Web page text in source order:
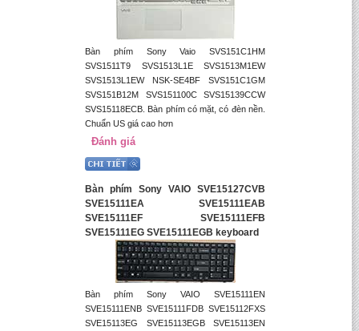
Bàn phím Sony Vaio SVS151C1HM
SVS1511T9 SVS1513L1E SVS1513M1EW
SVS1513L1EW NSK-SE4BF SVS151C1GM
SVS151B12M SVS151100C SVS15139CCW
SVS15118ECB. Bàn phím có mặt, có đèn nền.
Chuẩn US giá cao hơn
Đánh giá
Bàn phím Sony VAIO SVE15127CVB
SVE15111EA SVE15111EAB
SVE15111EF SVE15111EFB
SVE15111EG SVE15111EGB keyboard
Bàn phím Sony VAIO SVE15111EN
SVE15111ENB SVE15111FDB SVE15112FXS
SVE15113EG SVE15113EGB SVE15113EN